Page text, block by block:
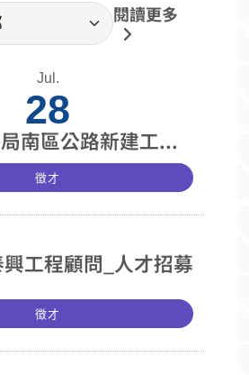
閱讀更多
Jul.
28
交通部公路局南區公路新建工程分局進用約用人員甄試
徵才
興工程顧問_人才招募
徵才